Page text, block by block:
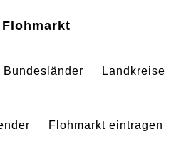
Flohmarkt
Bundesländer Landkreise
Flohmarkt eintragen